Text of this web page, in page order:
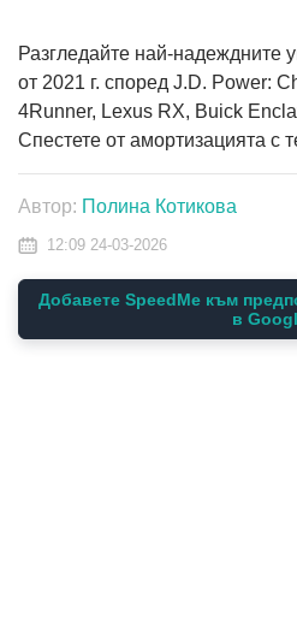
Разгледайте най-надеждните
от 2021 г. според J.D. Power:
4Runner, Lexus RX, Buick
Спестете от амортизацията с
Автор: Полина Котикова
12:09 24-03-2026
Добавете SpeedMe към
в